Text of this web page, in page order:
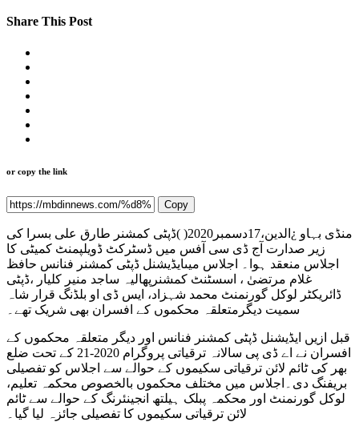
Share This Post
or copy the link
Copy
منڈی بہاو ¿الدین،17دسمبر2020( )ڈپٹی کمشنر طارق علی بسرا کی
زیر صدارت آج ڈی سی آفس میں ڈسٹرکٹ ڈویلپمنٹ کمیٹی کا
اجلاس منعقد ہوا۔ اجلاس میںایڈیشنل ڈپٹی کمشنر فنانس حافظ
غلام مرتضیٰ ، اسسٹنٹ کمشنرپھالیہ ساجد منیر کلیار ،ڈپٹی
ڈائریکٹر لوکل گورنمنٹ محمد شہزاد، ایس ڈی او بلڈنگ قرار شاہ
سمیت دیگرمتعلقہ محکموں کے افسران بھی شریک تھے۔
قبل ازیں ایڈیشنل ڈپٹی کمشنر فنانس اور دیگر متعلقہ محکموں کے
افسران نے اے ڈی پی سالانہ ترقیاتی پروگرام 2020-21 کے تحت ضلع
بھر کی ٹائم لائن ترقیاتی سکیموں کے حوالے سے اجلاس کو تفصیلی
بریفنگ دی۔اجلاس میں مختلف محکموں بالخصوص محکمہ تعلیم،
لوکل گورنمنٹ اور محکمہ پبلک ہیلتھ انجینئرنگ کے حوالے سے ٹائم
لائن ترقیاتی سکیموں کا تفصیلی جائزہ لیا گیا۔